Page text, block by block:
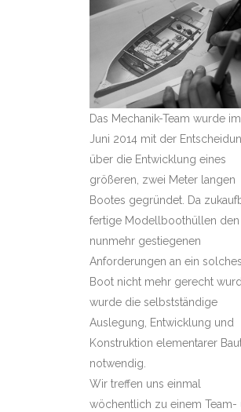
Das Mechanik-Team wurde im
Juni 2014 mit der
über die Entwicklung eines
größeren, zwei Meter langen
Bootes gegründet. Da
fertige Modellboothüllen den
nunmehr gestiegenen
Anforderungen an ein solches
Boot nicht mehr gerecht
wurde die selbstständige
Auslegung, Entwicklung und
Konstruktion elementarer
notwendig.
Wir treffen uns einmal
wöchentlich zu einem Team-